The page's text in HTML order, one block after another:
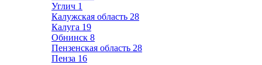
Углич 1
Калужская область 28
Калуга 19
Обнинск 8
Пензенская область 28
Пенза 16